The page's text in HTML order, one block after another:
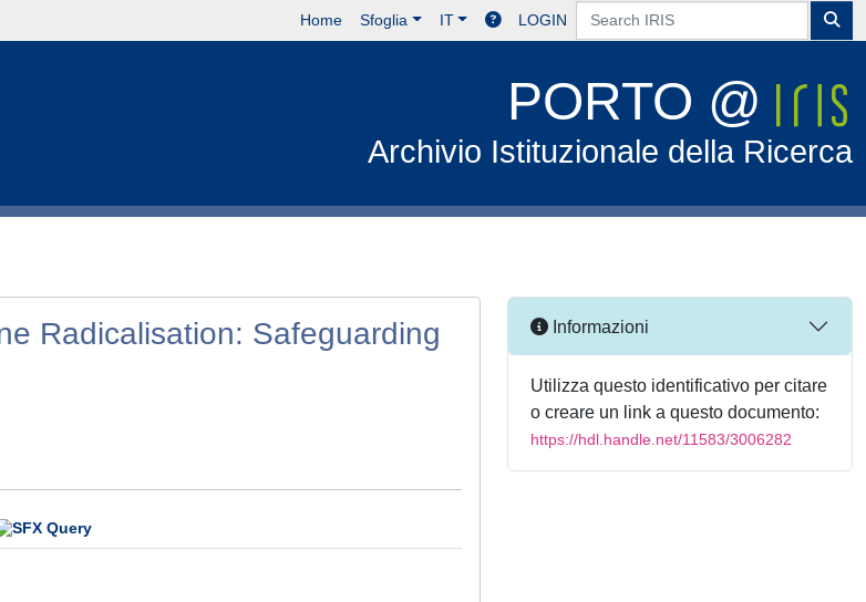
Home Sfoglia IT LOGIN
PORTO @
Archivio Istituzionale della Ricerca
Radicalisation: Safeguarding
Informazioni
Utilizza questo identificativo per citare
o creare un link a questo documento:
https://hdl.handle.net/11583/3006282